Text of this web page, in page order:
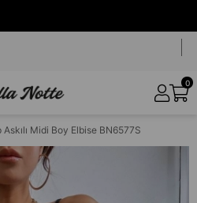
0
Midi Boy Elbise BN6577S